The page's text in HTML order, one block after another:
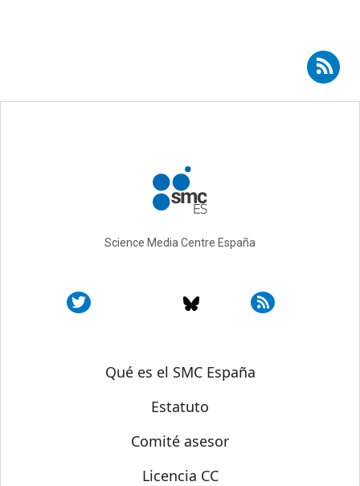
Suscribirse a RSS - Charles Marshall
Science Media Centre España
Sobre SMC España
Qué es el SMC España
Estatuto
Comité asesor
Licencia CC